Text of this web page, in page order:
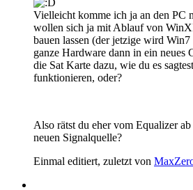
Vielleicht komme ich ja an den PC
wollen sich ja mit Ablauf von
bauen lassen (der jetzige wird
ganze Hardware dann in ein neues
die Sat Karte dazu, wie du es
funktionieren, oder?
Also rätst du eher vom Equalizer
neuen Signalquelle?
Einmal editiert, zuletzt von